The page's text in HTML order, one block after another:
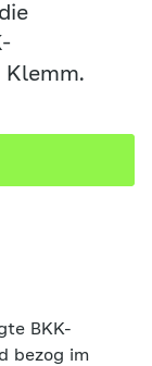
BKK-
bezog im